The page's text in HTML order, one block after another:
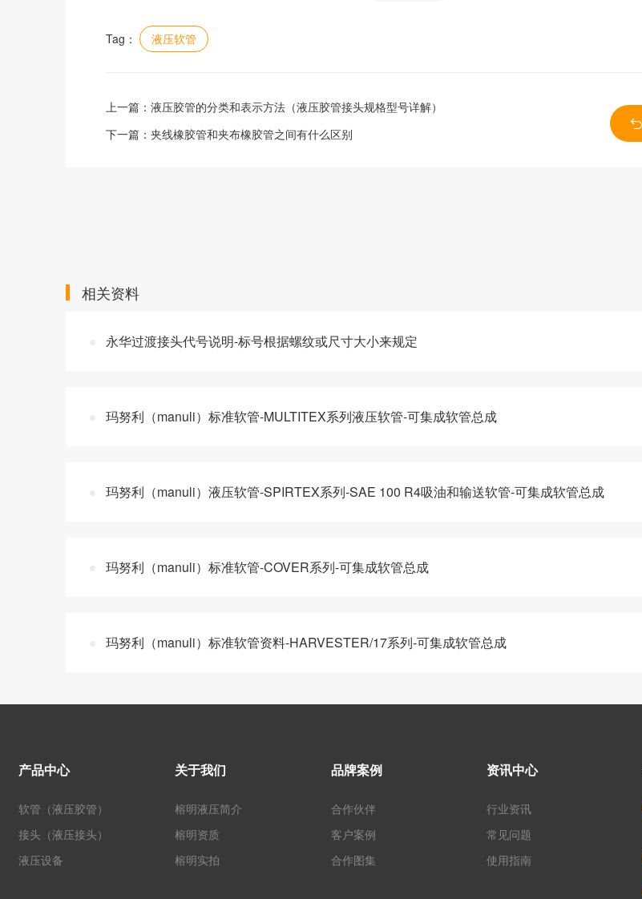
Tag： 液压软管
上一篇： 液压胶管的分类和表示方法（液压胶管接头规格型号详解）
下一篇： 夹线橡胶管和夹布橡胶管之间有什么区别
相关资料
永华过渡接头代号说明-标号根据螺纹或尺寸大小来规定
玛努利（manuli）标准软管-MULTITEX系列液压软管-可集成软管总成
玛努利（manuli）液压软管-SPIRTEX系列-SAE 100 R4吸油和输送软管-可集成软管总成
玛努利（manuli）标准软管-COVER系列-可集成软管总成
玛努利（manuli）标准软管资料-HARVESTER/17系列-可集成软管总成
产品中心
软管（液压胶管）
接头（液压接头）
液压设备
关于我们
榕明液压简介
榕明资质
榕明实拍
品牌案例
合作伙伴
客户案例
合作图集
资讯中心
行业资讯
常见问题
使用指南